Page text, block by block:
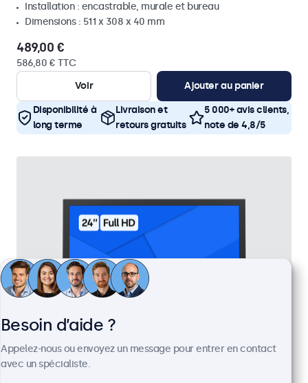
Installation : encastrable, murale et bureau
Dimensions : 511 x 308 x 40 mm
489,00 €
586,80 € TTC
Voir
Ajouter au panier
Disponibilité à
long terme
Livraison et
retours gratuits
5 000+ avis clients,
note de 4,8/5
Écran 24 Pouces en Métal
Besoin d’aide ?
Appelez-nous ou envoyez un message pour entrer en contact
avec un spécialiste.